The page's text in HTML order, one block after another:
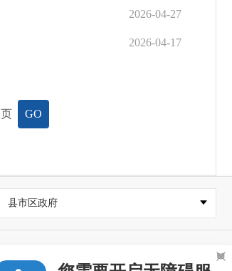
2026-04-27
2026-04-17
页 GO
县市区政府
